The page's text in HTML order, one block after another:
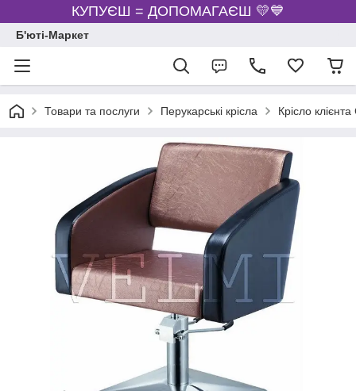
КУПУЄШ = ДОПОМАГАЄШ 💛💙
Б'юті-Маркет
Товари та послуги Перукарські крісла Крісло